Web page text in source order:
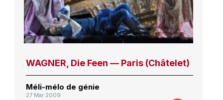
WAGNER, Die Feen — Paris (Châtelet)
Méli-mélo de génie
27 Mar 2009